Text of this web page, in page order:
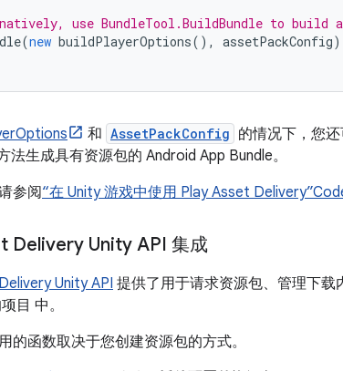
use BundleTool.BuildBundle to build
(new buildPlayerOptions(), assetPackConfig
和 AssetPackConfig 的情况下，您
法生成具有资源包的 Android App Bundle。
参阅“在 Unity 游戏中使用 Play Asset
Delivery Unity API 集成
Unity API 提供了用于请求资源包、管理下
目 中。
的函数取决于您创建资源包的方式。